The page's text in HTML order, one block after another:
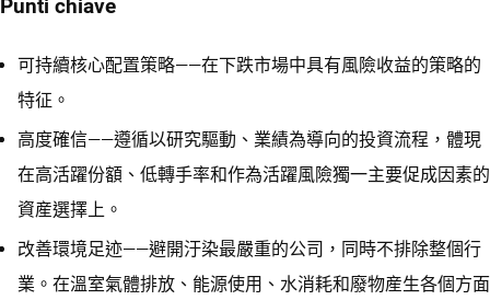
Punti chiave
可持續核心配置策略——在下跌市場中具有風險收益的策略的
特征。
高度確信——遵循以研究驅動、業績為導向的投資流程，體現
在高活躍份額、低轉手率和作為活躍風險獨一主要促成因素的
資産選擇上。
改善環境足迹——避開汙染最嚴重的公司，同時不排除整個行
業。在溫室氣體排放、能源使用、水消耗和廢物産生各個方面